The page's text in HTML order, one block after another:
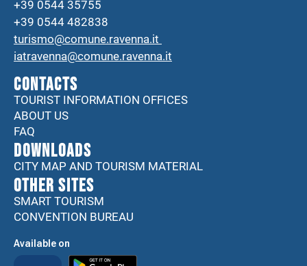
+39 0544 35755
+39 0544 482838
turismo@comune.ravenna.it
iatravenna@comune.ravenna.it
CONTACTS
TOURIST INFORMATION OFFICES
ABOUT US
FAQ
DOWNLOADS
CITY MAP AND TOURISM MATERIAL
Other sites
SMART TOURISM
CONVENTION BUREAU
Available on